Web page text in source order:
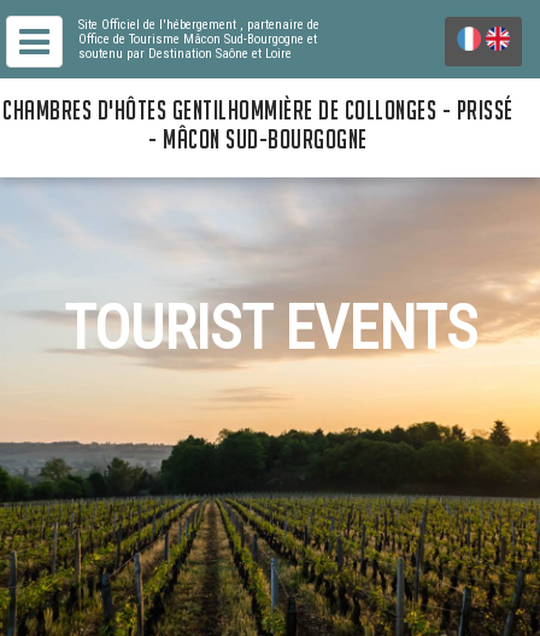
Site Officiel de l'hébergement , partenaire de
Office de Tourisme Mâcon Sud-Bourgogne et
soutenu par Destination Saône et Loire
CHAMBRES D'HÔTES GENTILHOMMIÈRE DE COLLONGES - PRISSÉ
- MÂCON SUD-BOURGOGNE
TOURIST EVENTS